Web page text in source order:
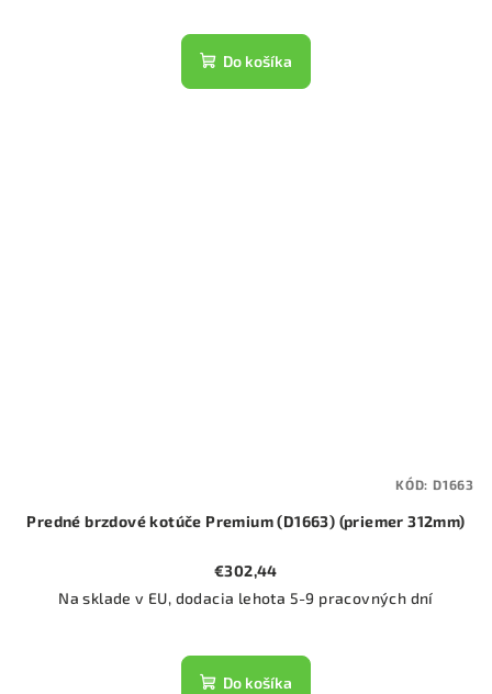
Do košíka
Predné brzdové kotúče Premium (D1663) (priemer 312mm)
€302,44
Na sklade v EU, dodacia lehota 5-9 pracovných dní
Do košíka
KÓD: D1663